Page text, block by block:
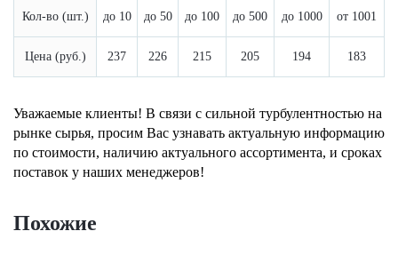
Кол-во (шт.) до 10 до 50 до 100 до 500 до 1000 от 1001
Цена (руб.) 237 226 215 205 194 183
Уважаемые клиенты! В связи с сильной турбулентностью на
рынке сырья, просим Вас узнавать актуальную информацию
по стоимости, наличию актуального ассортимента, и сроках
поставок у наших менеджеров!
Похожие